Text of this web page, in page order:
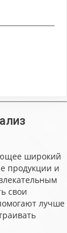
широкий
продукции и
свои
лучше